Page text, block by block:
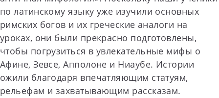
по латинскому языку уже изучили основных
римских богов и их греческие аналоги на
уроках, они были прекрасно подготовлены,
чтобы погрузиться в увлекательные мифы о
Афине, Зевсе, Апполоне и Ниаубе. Истории
ожили благодаря впечатляющим статуям,
рельефам и захватывающим рассказам.